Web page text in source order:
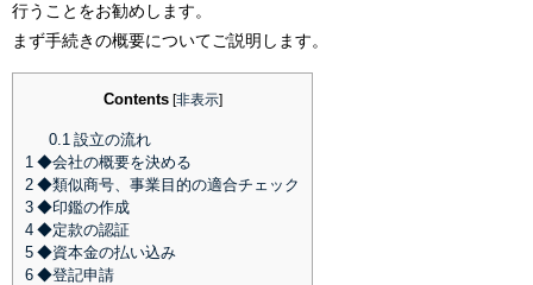
行うことをお勧めします。
まず手続きの概要についてご説明します。
Contents [非表示]
0.1 設立の流れ
1 ◆会社の概要を決める
2 ◆類似商号、事業目的の適合チェック
3 ◆印鑑の作成
4 ◆定款の認証
5 ◆資本金の払い込み
6 ◆登記申請